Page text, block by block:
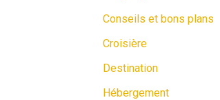
Conseils et bons plans
Croisière
Destination
Hébergement